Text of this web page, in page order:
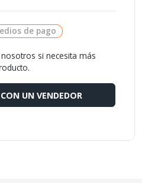
de pago
si necesita más
UN VENDEDOR